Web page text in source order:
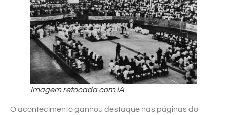
Imagem retocada com IA
O acontecimento ganhou destaque nas páginas do